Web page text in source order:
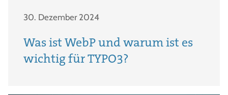
30. Dezember 2024
Was ist WebP und warum ist es
wichtig für TYPO3?